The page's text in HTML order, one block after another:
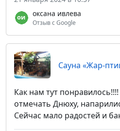
оксана ивлева
Отзыв с Google
Сауна «Жар-
Как нам тут
отмечать Днюху,
Сейчас мало радостей и